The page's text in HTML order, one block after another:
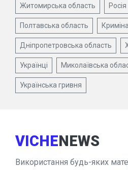
Житомирська область Росія
Полтавська область
Дніпропетровська область
Українці Миколаївська
Українська гривня
VICHENEWS
Використання будь-яких